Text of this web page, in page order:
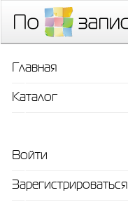
Главная
Каталог
Войти
Зарегистрироваться